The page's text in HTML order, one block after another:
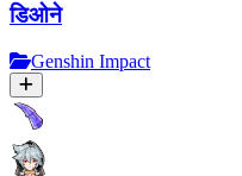
डिओने
Genshin Impact